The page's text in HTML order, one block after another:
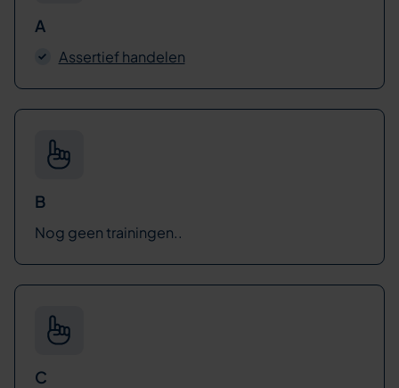
A
Assertief handelen
B
Nog geen trainingen..
C